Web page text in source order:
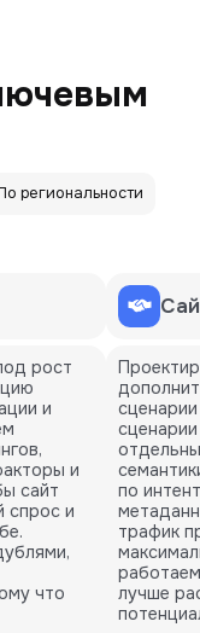
региональности
рост
и
и
сайт
спрос и
что
по
трафик
лучше